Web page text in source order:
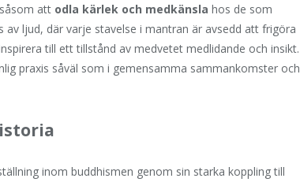
att odla kärlek och medkänsla hos de som
av ljud, där varje stavelse i mantran är avsedd att frigöra
till ett tillstånd av medvetet medlidande och insikt.
praxis såväl som i gemensamma sammankomster och
inom buddhismen genom sin starka koppling till